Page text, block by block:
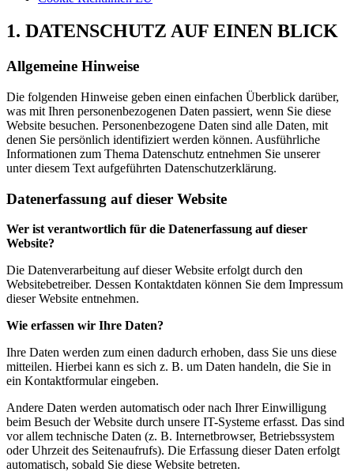
1. DATENSCHUTZ AUF EINEN BLICK
Allgemeine Hinweise
Die folgenden Hinweise geben einen einfachen Überblick darüber,
was mit Ihren personenbezogenen Daten passiert, wenn Sie diese
Website besuchen. Personenbezogene Daten sind alle Daten, mit
denen Sie persönlich identifiziert werden können. Ausführliche
Informationen zum Thema Datenschutz entnehmen Sie unserer
unter diesem Text aufgeführten Datenschutzerklärung.
Datenerfassung auf dieser Website
Wer ist verantwortlich für die Datenerfassung auf dieser
Website?
Die Datenverarbeitung auf dieser Website erfolgt durch den
Websitebetreiber. Dessen Kontaktdaten können Sie dem Impressum
dieser Website entnehmen.
Wie erfassen wir Ihre Daten?
Ihre Daten werden zum einen dadurch erhoben, dass Sie uns diese
mitteilen. Hierbei kann es sich z. B. um Daten handeln, die Sie in
ein Kontaktformular eingeben.
Andere Daten werden automatisch oder nach Ihrer Einwilligung
beim Besuch der Website durch unsere IT-Systeme erfasst. Das sind
vor allem technische Daten (z. B. Internetbrowser, Betriebssystem
oder Uhrzeit des Seitenaufrufs). Die Erfassung dieser Daten erfolgt
automatisch, sobald Sie diese Website betreten.